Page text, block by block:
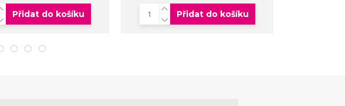
Přidat do košíku Přidat do košíku